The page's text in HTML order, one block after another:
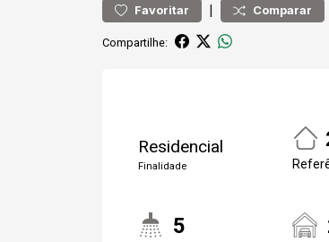
Favoritar | Comparar
Compartilhe:
Residencial
Finalidade
5